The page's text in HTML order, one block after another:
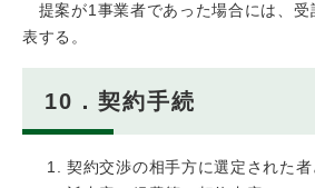
提案が1事業者であった場合には、受
表する。
10．契約手続
契約交渉の相手方に選定された